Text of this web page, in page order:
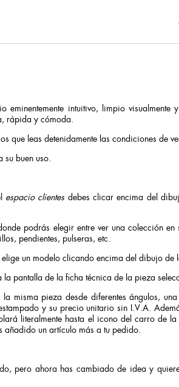
eminentemente intuitivo, limpio
rápida y cómoda.
que leas detenidamente las condiciones de
su buen uso.
espacio clientes debes clicar encima del
podrás elegir entre ver una colección en
pendientes, pulseras, etc.
un modelo clicando encima del dibujo de
pantalla de la ficha técnica de la pieza
misma pieza desde diferentes ángulos,
y su precio unitario sin I.V.A.
literalmente hasta el icono del carro de
añadido un artículo más a tu pedido.
pero ahora has cambiado de idea y